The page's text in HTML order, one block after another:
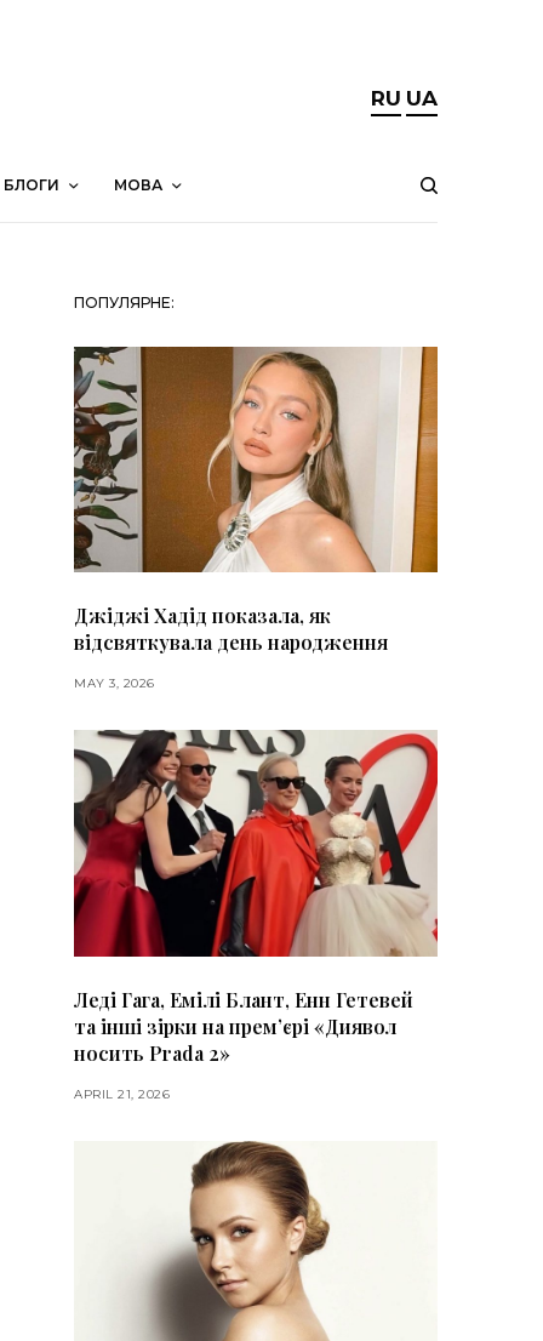
RU UA
БЛОГИ МОВА
ПОПУЛЯРНЕ:
Джіджі Хадід показала, як
відсвяткувала день народження
MAY 3, 2026
Леді Гага, Емілі Блант, Енн Гетевей
та інші зірки на премʼєрі «Диявол
носить Prada 2»
APRIL 21, 2026